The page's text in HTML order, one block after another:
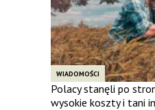
WIADOMOŚCI
Polacy stanęli po
wysokie koszty i tani